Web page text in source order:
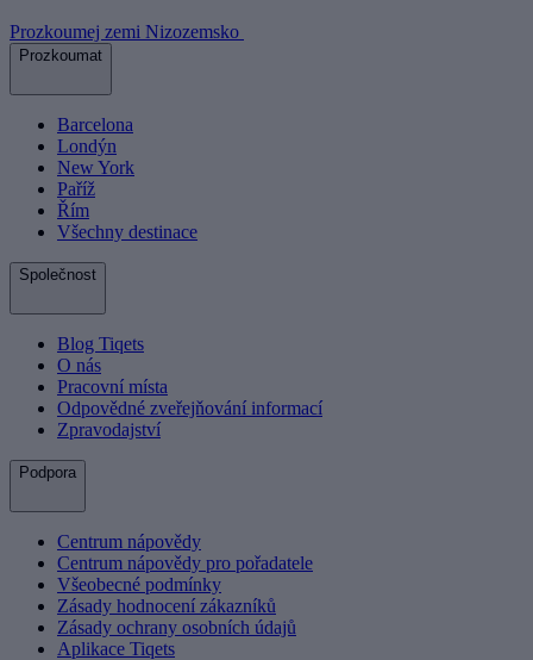
Prozkoumej zemi Nizozemsko
Prozkoumat
Barcelona
Londýn
New York
Paříž
Řím
Všechny destinace
Společnost
Blog Tiqets
O nás
Pracovní místa
Odpovědné zveřejňování informací
Zpravodajství
Podpora
Centrum nápovědy
Centrum nápovědy pro pořadatele
Všeobecné podmínky
Zásady hodnocení zákazníků
Zásady ochrany osobních údajů
Aplikace Tiqets